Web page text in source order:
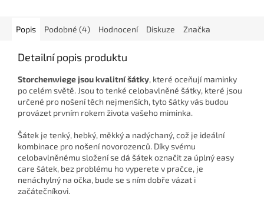
Popis Podobné (4) Hodnocení Diskuze Značka
Detailní popis produktu
Storchenwiege jsou kvalitní šátky, které oceňují maminky
po celém světě. Jsou to tenké celobavlněné šátky, které jsou
určené pro nošení těch nejmenších, tyto šátky vás budou
provázet prvním rokem života vašeho miminka.
Šátek je tenký, hebký, měkký a nadýchaný, což je ideální
kombinace pro nošení novorozenců. Díky svému
celobavlněnému složení se dá šátek označit za úplný easy
care šátek, bez problému ho vyperete v pračce, je
nenáchylný na očka, bude se s ním dobře vázat i
začátečníkovi.